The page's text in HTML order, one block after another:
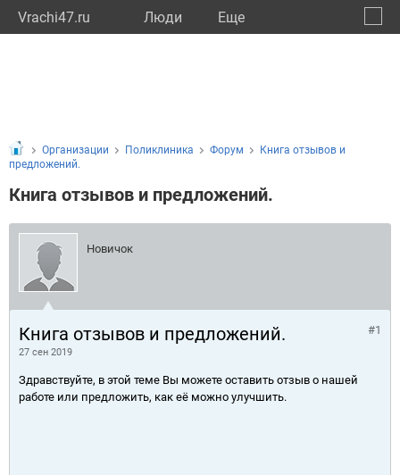
Vrachi47.ru Люди Eще
Организации Поликлиника Форум
Книга отзывов и
предложений.
Книга отзывов и предложений.
Новичок
Книга отзывов и предложений.
27 сен 2019
#1
Здравствуйте, в этой теме Вы можете оставить отзыв о нашей
работе или предложить, как её можно улучшить.